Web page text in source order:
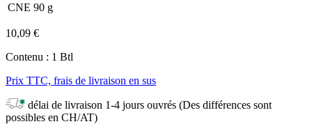
CNE 90 g
10,09 €
Contenu : 1 Btl
Prix TTC, frais de livraison en sus
délai de livraison 1-4 jours ouvrés (Des différences sont
possibles en CH/AT)